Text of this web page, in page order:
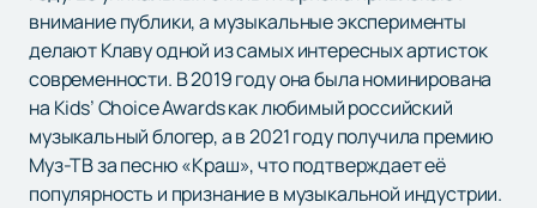
внимание публики, а музыкальные эксперименты
делают Клаву одной из самых интересных артисток
современности. В 2019 году она была номинирована
на Kids’ Choice Awards как любимый российский
музыкальный блогер, а в 2021 году получила премию
Муз-ТВ за песню «Краш», что подтверждает её
популярность и признание в музыкальной индустрии.